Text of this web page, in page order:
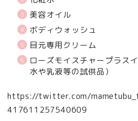
美容オイル
ボディウォッシュ
目元専用クリーム
ローズモイスチャープラス
水や乳液等の試供品）
https://twitter.com/
417611257540609